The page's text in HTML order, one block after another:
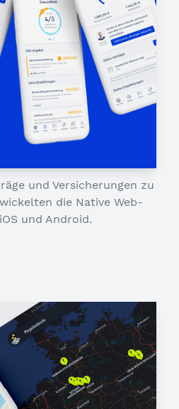
und Versicherungen zu
die Native Web-
und Android.